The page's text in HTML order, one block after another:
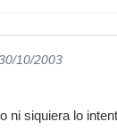
10/2003
ni siquiera lo